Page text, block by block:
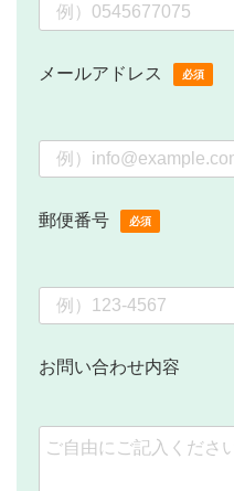
メールアドレス 必須
郵便番号 必須
お問い合わせ内容